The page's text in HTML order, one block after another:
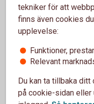
Försäkringar där
sakförsäkring är
tekniker för att
finns även cookies
upplevelse:
Funktioner,
Relevant
Du kan ta tillbaka
på cookie-sidan eller